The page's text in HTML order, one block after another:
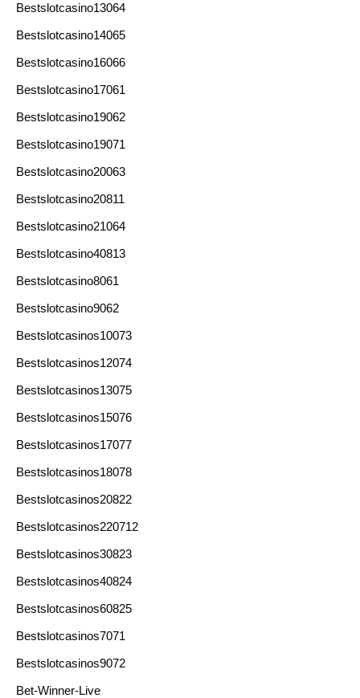
Bestslotcasino13064
Bestslotcasino14065
Bestslotcasino16066
Bestslotcasino17061
Bestslotcasino19062
Bestslotcasino19071
Bestslotcasino20063
Bestslotcasino20811
Bestslotcasino21064
Bestslotcasino40813
Bestslotcasino8061
Bestslotcasino9062
Bestslotcasinos10073
Bestslotcasinos12074
Bestslotcasinos13075
Bestslotcasinos15076
Bestslotcasinos17077
Bestslotcasinos18078
Bestslotcasinos20822
Bestslotcasinos220712
Bestslotcasinos30823
Bestslotcasinos40824
Bestslotcasinos60825
Bestslotcasinos7071
Bestslotcasinos9072
Bet-Winner-Live